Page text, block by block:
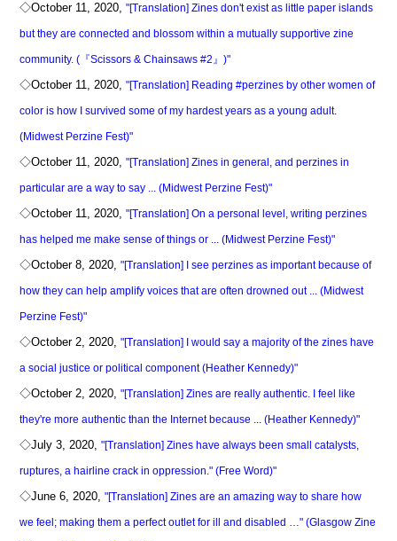
◇October 11, 2020,"[Translation] Zines don't exist as little paper islands
but they are connected and blossom within a mutually supportive zine
community. (『Scissors & Chainsaws #2』)"
◇October 11, 2020,"[Translation] Reading #perzines by other women of
color is how I survived some of my hardest years as a young adult.
(Midwest Perzine Fest)"
◇October 11, 2020,"[Translation] Zines in general, and perzines in
particular are a way to say ... (Midwest Perzine Fest)"
◇October 11, 2020,"[Translation] On a personal level, writing perzines
has helped me make sense of things or ... (Midwest Perzine Fest)"
◇October 8, 2020,"[Translation] I see perzines as important because of
how they can help amplify voices that are often drowned out ... (Midwest
Perzine Fest)"
◇October 2, 2020,"[Translation] I would say a majority of the zines have
a social justice or political component (Heather Kennedy)"
◇October 2, 2020,"[Translation] Zines are really authentic. I feel like
they're more authentic than the Internet because ... (Heather Kennedy)"
◇July 3, 2020,"[Translation] Zines have always been small catalysts,
ruptures, a hairline crack in oppression." (Free Word)"
◇June 6, 2020,"[Translation] Zines are an amazing way to share how
we feel; making them a perfect outlet for ill and disabled …" (Glasgow Zine